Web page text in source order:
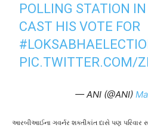
POLLING STATION
CAST HIS VOTE FOR
PIC.TWITTER.COM/
— ANI (@ANI)
આરબીઆઈના ગવર્નર શક્તીકાંત દાસે પણ પરિવાર